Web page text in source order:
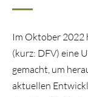
Im Oktober 2022
(kurz: DFV) eine
gemacht, um
aktuellen